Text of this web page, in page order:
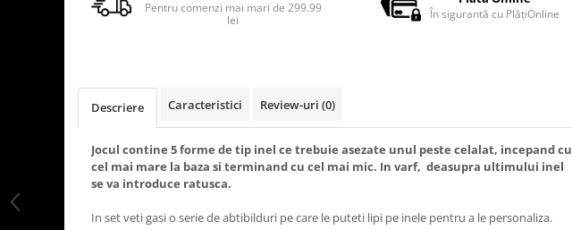
Pentru comenzi mai mari de 299.99
lei
În sigurantă cu PlățiOnline
Descriere Caracteristici Review-uri (0)
Jocul contine 5 forme de tip inel ce trebuie asezate unul peste celalat, incepand cu
cel mai mare la baza si terminand cu cel mai mic. In varf, deasupra ultimului inel
se va introduce ratusca.
In set veti gasi o serie de abtibilduri pe care le puteti lipi pe inele pentru a le personaliza.